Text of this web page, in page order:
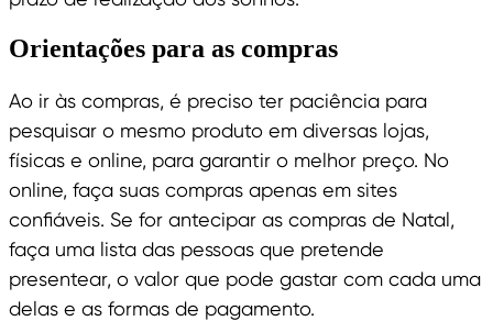
Orientações para as compras
Ao ir às compras, é preciso ter paciência para
pesquisar o mesmo produto em diversas lojas,
físicas e online, para garantir o melhor preço. No
online, faça suas compras apenas em sites
confiáveis. Se for antecipar as compras de Natal,
faça uma lista das pessoas que pretende
presentear, o valor que pode gastar com cada uma
delas e as formas de pagamento.